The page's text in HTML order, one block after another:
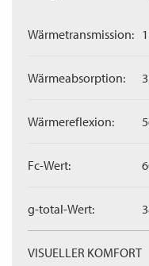
Wärmetransmission:
Wärmeabsorption:
Wärmereflexion:
Fc-Wert:
g-total-Wert:
VISUELLER KOMFORT